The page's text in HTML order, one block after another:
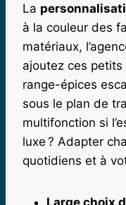
La
à la couleur des
matériaux,
ajoutez ces
range-épices
sous le plan de
multifonction si
luxe ? Adapter
quotidiens et à
Large choix